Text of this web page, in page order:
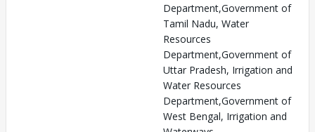
Department,Government of
Tamil Nadu, Water
Resources
Department,Government of
Uttar Pradesh, Irrigation and
Water Resources
Department,Government of
West Bengal, Irrigation and